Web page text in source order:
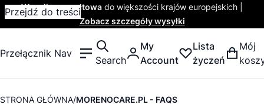
Przejdź do treści
Wysyłka ryczałtowa do większości krajów europejskich |
Zobacz szczegóły wysyłki
Przełącznik Nav
Search
My
Account
Lista
życzeń
Mój
STRONA GŁÓWNA MORENOCARE.PL - FAQS